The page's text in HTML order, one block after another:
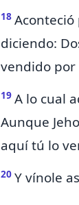
18
diciendo:
vendidopor
19 A lo cual
Aunque
aquí tú lo
20 Y vínole